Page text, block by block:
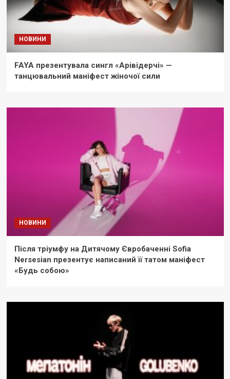
НОВИНИ
FAYA презентувала сингл «Арівідерчі» —
танцювальний маніфест жіночої сили
НОВИНИ
Після тріумфу на Дитячому Євробаченні Sofia
Nersesian презентує написаний її татом маніфест
«Будь собою»